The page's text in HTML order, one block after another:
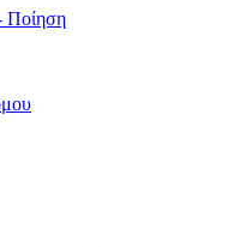
Ποίηση